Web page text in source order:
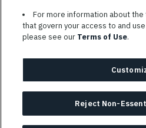
raisonnables aux personnes
ayant besoin d’aide sont
d’adaptations raisonnables par
suivantes : nom complet et numéro
For more information about
that govern your access to and
please see our Terms of Use.
Reject Non-